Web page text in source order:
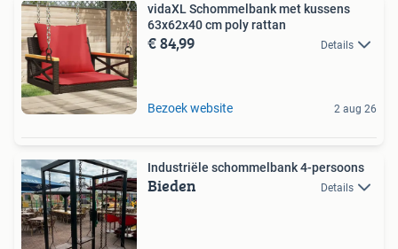
vidaXL Schommelbank met kussens
63x62x40 cm poly rattan
€ 84,99 Details
Bezoek website 2 aug 26
Industriële schommelbank 4-persoons
Bieden Details